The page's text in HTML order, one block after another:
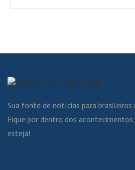
Sua fonte de notícias para brasileiros
Fique por dentro dos
esteja!